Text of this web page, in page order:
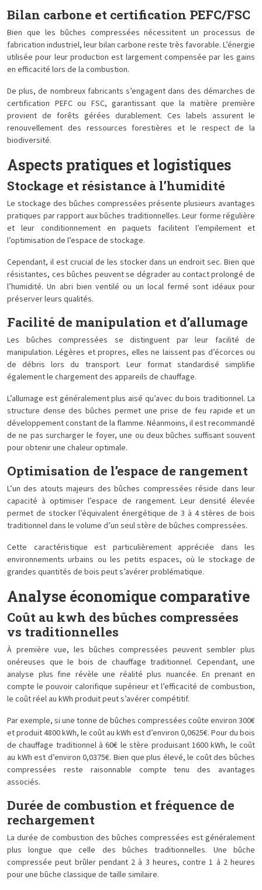
Bilan carbone et certification PEFC/FSC
Bien que les bûches compressées nécessitent un processus de
fabrication industriel, leur bilan carbone reste très favorable. L’énergie
utilisée pour leur production est largement compensée par les gains
en efficacité lors de la combustion.
De plus, de nombreux fabricants s’engagent dans des démarches de
certification PEFC ou FSC, garantissant que la matière première
provient de forêts gérées durablement. Ces labels assurent le
renouvellement des ressources forestières et le respect de la
biodiversité.
Aspects pratiques et logistiques
Stockage et résistance à l’humidité
Le stockage des bûches compressées présente plusieurs avantages
pratiques par rapport aux bûches traditionnelles. Leur forme régulière
et leur conditionnement en paquets facilitent l’empilement et
l’optimisation de l’espace de stockage.
Cependant, il est crucial de les stocker dans un endroit sec. Bien que
résistantes, ces bûches peuvent se dégrader au contact prolongé de
l’humidité. Un abri bien ventilé ou un local fermé sont idéaux pour
préserver leurs qualités.
Facilité de manipulation et d’allumage
Les bûches compressées se distinguent par leur facilité de
manipulation. Légères et propres, elles ne laissent pas d’écorces ou
de débris lors du transport. Leur format standardisé simplifie
également le chargement des appareils de chauffage.
L’allumage est généralement plus aisé qu’avec du bois traditionnel. La
structure dense des bûches permet une prise de feu rapide et un
développement constant de la flamme. Néanmoins, il est recommandé
de ne pas surcharger le foyer, une ou deux bûches suffisant souvent
pour obtenir une chaleur optimale.
Optimisation de l’espace de rangement
L’un des atouts majeurs des bûches compressées réside dans leur
capacité à optimiser l’espace de rangement. Leur densité élevée
permet de stocker l’équivalent énergétique de 3 à 4 stères de bois
traditionnel dans le volume d’un seul stère de bûches compressées.
Cette caractéristique est particulièrement appréciée dans les
environnements urbains ou les petits espaces, où le stockage de
grandes quantités de bois peut s’avérer problématique.
Analyse économique comparative
Coût au kwh des bûches compressées
vs traditionnelles
À première vue, les bûches compressées peuvent sembler plus
onéreuses que le bois de chauffage traditionnel. Cependant, une
analyse plus fine révèle une réalité plus nuancée. En prenant en
compte le pouvoir calorifique supérieur et l’efficacité de combustion,
le coût réel au kWh produit peut s’avérer compétitif.
Par exemple, si une tonne de bûches compressées coûte environ 300€
et produit 4800 kWh, le coût au kWh est d’environ 0,0625€. Pour du bois
de chauffage traditionnel à 60€ le stère produisant 1600 kWh, le coût
au kWh est d’environ 0,0375€. Bien que plus élevé, le coût des bûches
compressées reste raisonnable compte tenu des avantages
associés.
Durée de combustion et fréquence de
rechargement
La durée de combustion des bûches compressées est généralement
plus longue que celle des bûches traditionnelles. Une bûche
compressée peut brûler pendant 2 à 3 heures, contre 1 à 2 heures
pour une bûche classique de taille similaire.